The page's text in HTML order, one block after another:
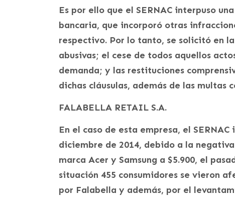
Es por ello que el SERNAC interpuso
bancaria, que incorporó otras
respectivo. Por lo tanto, se solicitó en
abusivas; el cese de todos aquellos
demanda; y las restituciones
dichas cláusulas, además de las multas
FALABELLA RETAIL S.A.
En el caso de esta empresa, el
diciembre de 2014, debido a la
marca Acer y Samsung a $5.900, el
situación 455 consumidores se vieron
por Falabella y además, por el